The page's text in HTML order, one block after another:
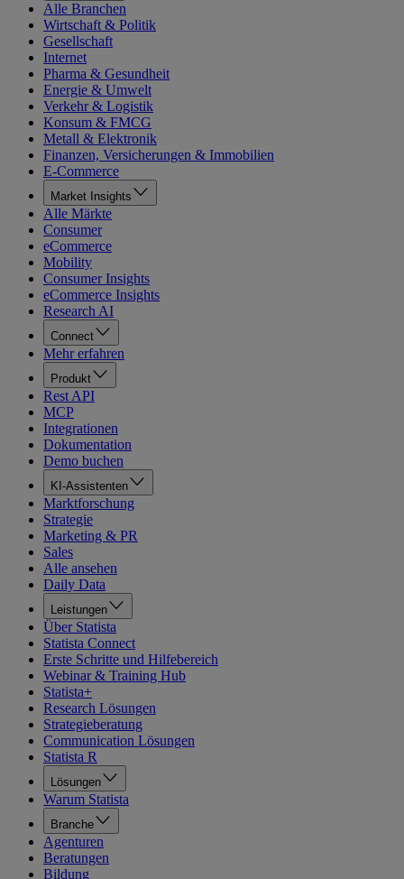
Alle Branchen
Wirtschaft & Politik
Gesellschaft
Internet
Pharma & Gesundheit
Energie & Umwelt
Verkehr & Logistik
Konsum & FMCG
Metall & Elektronik
Finanzen, Versicherungen & Immobilien
E-Commerce
Market Insights
Alle Märkte
Consumer
eCommerce
Mobility
Consumer Insights
eCommerce Insights
Research AI
Connect
Mehr erfahren
Produkt
Rest API
MCP
Integrationen
Dokumentation
Demo buchen
KI-Assistenten
Marktforschung
Strategie
Marketing & PR
Sales
Alle ansehen
Daily Data
Leistungen
Über Statista
Statista Connect
Erste Schritte und Hilfebereich
Webinar & Training Hub
Statista+
Research Lösungen
Strategieberatung
Communication Lösungen
Statista R
Lösungen
Warum Statista
Branche
Agenturen
Beratungen
Bildung